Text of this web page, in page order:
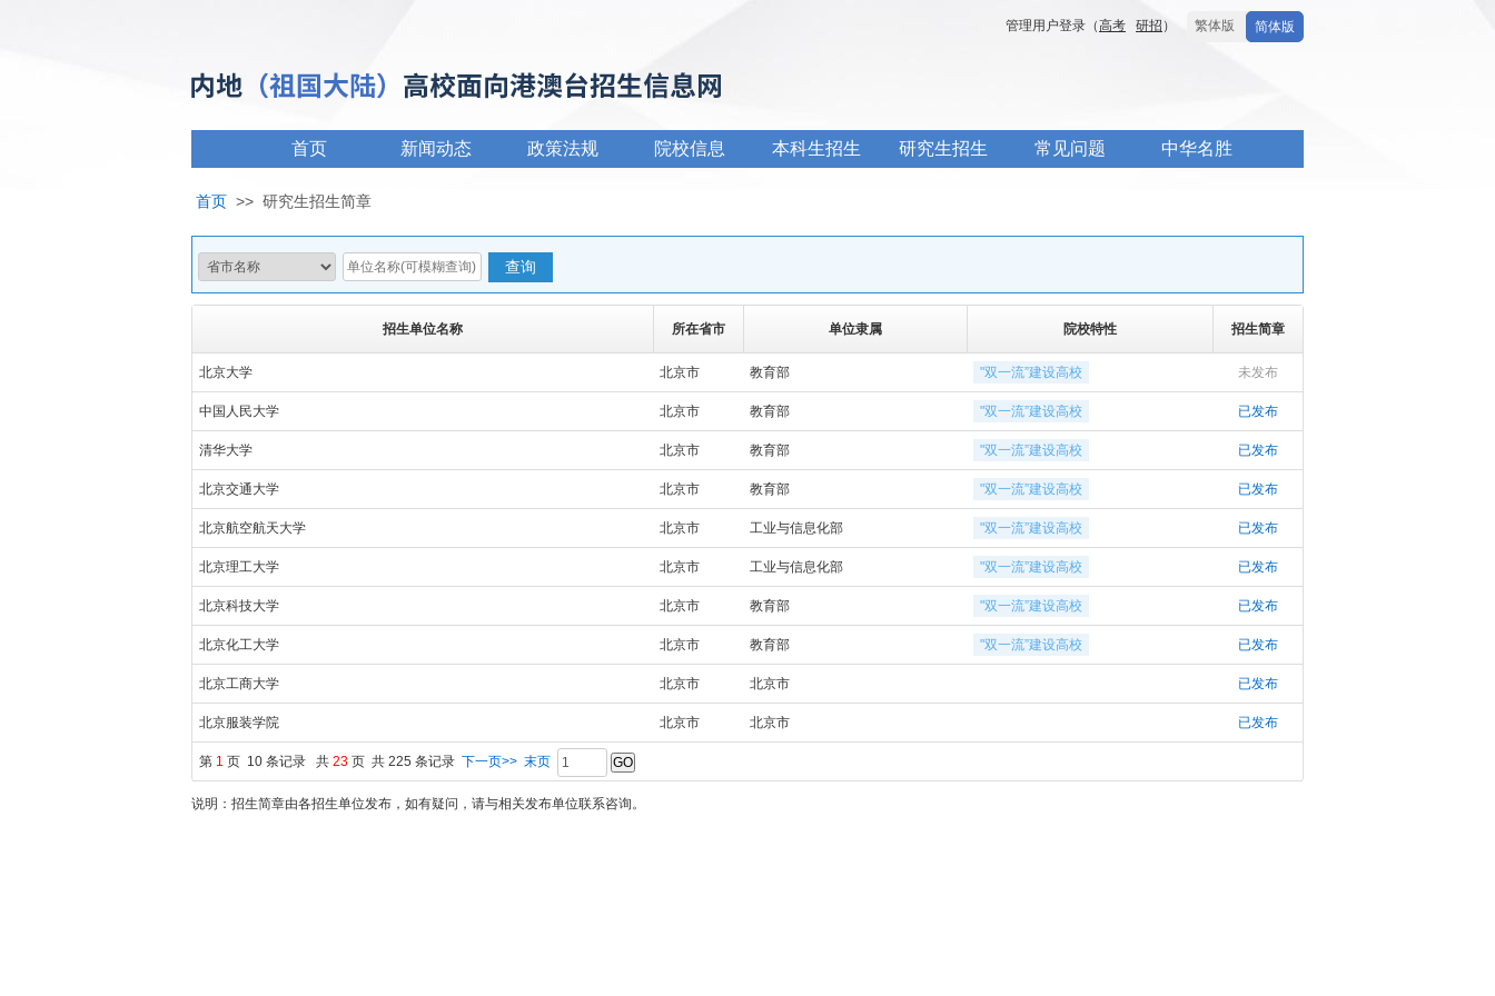
简体版
繁体版
管理用户登录（高考 研招 ）
首页 新闻动态 政策法规 院校信息 本科生招生 研究生招生 常见问题 中华名胜
首页 >> 研究生招生简章
招生单位名称 所在省市 单位隶属 院校特性 招生简章
北京大学 北京市 教育部 "双一流”建设高校 未发布
中国人民大学 北京市 教育部 "双一流”建设高校 已发布
清华大学 北京市 教育部 "双一流”建设高校 已发布
北京交通大学 北京市 教育部 "双一流”建设高校 已发布
北京航空航天大学 北京市 工业与信息化部 "双一流”建设高校 已发布
北京理工大学 北京市 工业与信息化部 "双一流”建设高校 已发布
北京科技大学 北京市 教育部 "双一流”建设高校 已发布
北京化工大学 北京市 教育部 "双一流”建设高校 已发布
北京工商大学 北京市 北京市 已发布
北京服装学院 北京市 北京市 已发布
第 1 页 10 条记录 共 23 页 共 225 条记录 下一页>> 末页
说明：招生简章由各招生单位发布，如有疑问，请与相关发布单位联系咨询。